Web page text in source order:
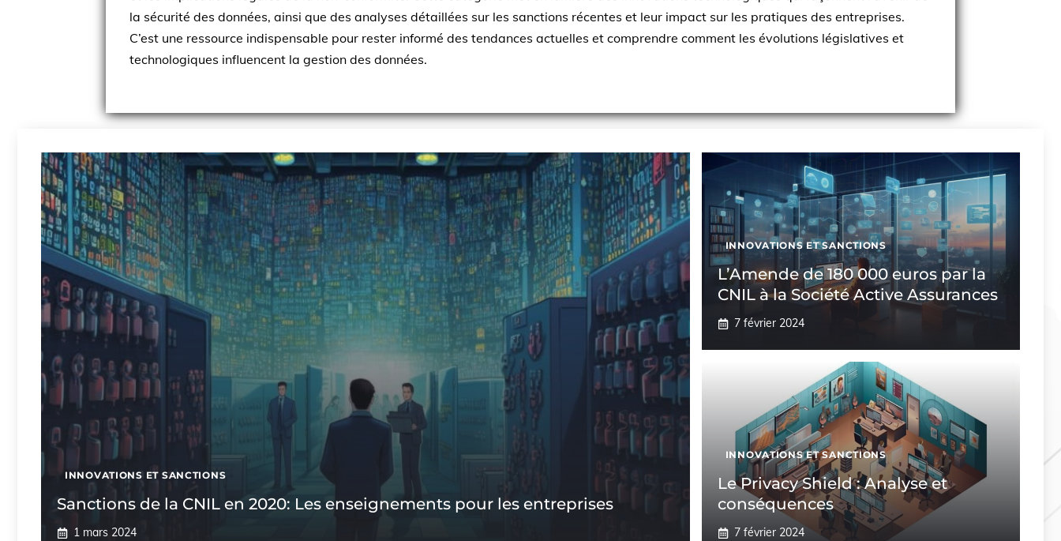
la sécurité des données, ainsi que des analyses détaillées sur les sanctions récentes et leur impact sur les pratiques des entreprises.
C’est une ressource indispensable pour rester informé des tendances actuelles et comprendre comment les évolutions législatives et
technologiques influencent la gestion des données.
INNOVATIONS ET SANCTIONS
Sanctions de la CNIL en 2020: Les enseignements pour les entreprises
1 mars 2024
INNOVATIONS ET SANCTIONS
L’Amende de 180 000 euros par la
CNIL à la Société Active Assurances
7 février 2024
INNOVATIONS ET SANCTIONS
Le Privacy Shield : Analyse et
conséquences
7 février 2024